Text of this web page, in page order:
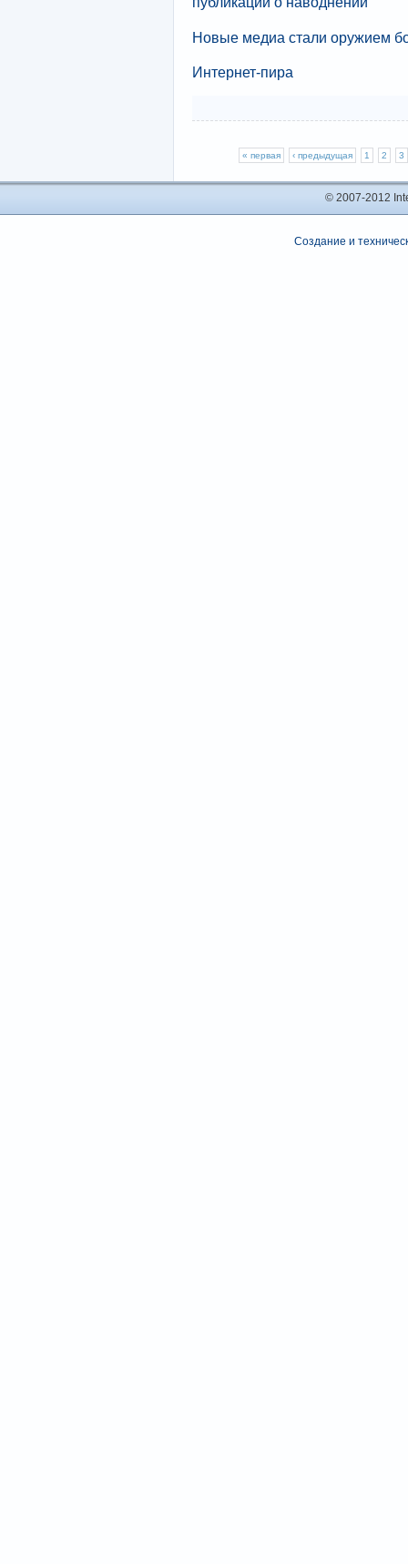
Новые медиа стали оружием
Интернет-пира
« первая ‹ предыдущая 1 2 3
© 2007-2012
Создание и